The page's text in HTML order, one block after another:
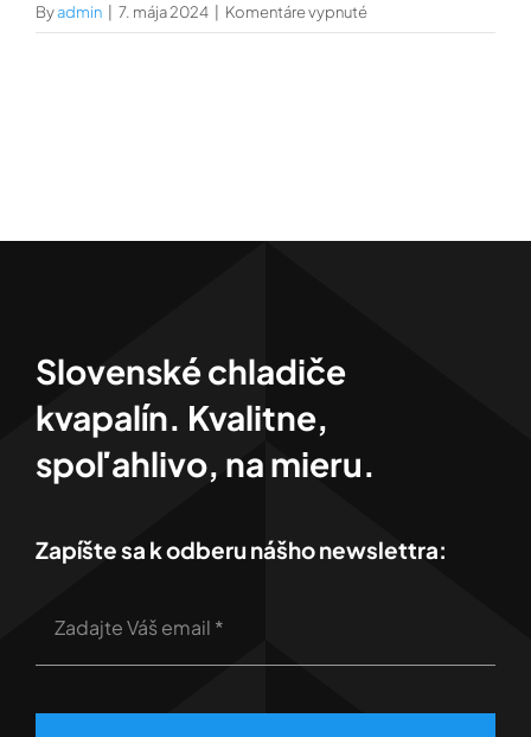
Pozvánka
Byadmin 7. mája 2024 Komentáre vypnuténa
Ivan
Slovenské chladiče
kvapalín. Kvalitne,
spoľahlivo, na mieru.
Zapíšte sa k odberu nášho newslettra: